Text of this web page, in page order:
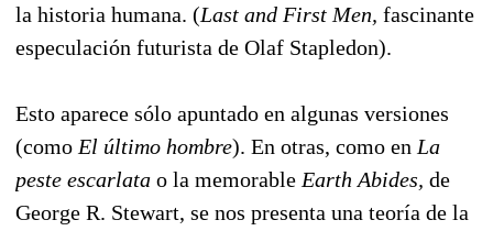
la historia humana. (Last and First Men, fascinante
especulación futurista de Olaf Stapledon).
Esto aparece sólo apuntado en algunas versiones
(como El último hombre). En otras, como en La
peste escarlata o la memorable Earth Abides, de
George R. Stewart, se nos presenta una teoría de la